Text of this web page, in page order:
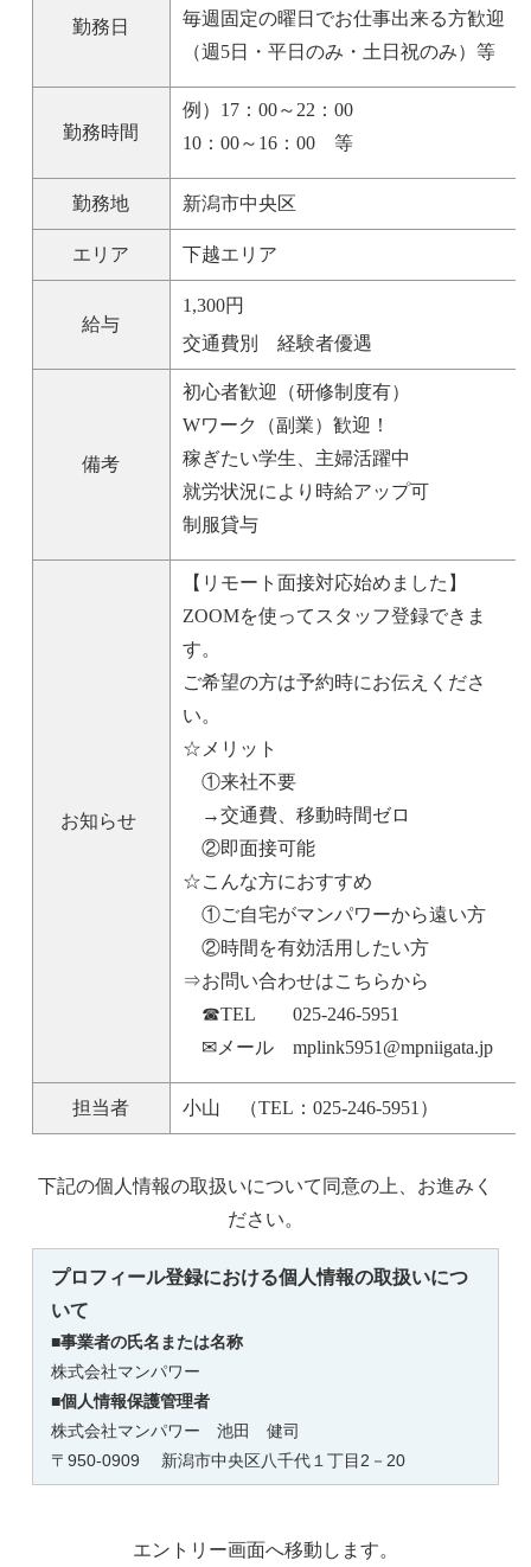
勤務日
毎週固定の曜日でお仕事出来る方歓迎
（週5日・平日のみ・土日祝のみ）等
勤務時間
例）17：00～22：00
10：00～16：00 等
勤務地 新潟市中央区
エリア 下越エリア
給与
1,300円
交通費別 経験者優遇
備考
初心者歓迎（研修制度有）
Wワーク（副業）歓迎！
稼ぎたい学生、主婦活躍中
就労状況により時給アップ可
制服貸与
お知らせ
【リモート面接対応始めました】
ZOOMを使ってスタッフ登録できま
す。
ご希望の方は予約時にお伝えくださ
い。
☆メリット
①来社不要
→交通費、移動時間ゼロ
②即面接可能
☆こんな方におすすめ
①ご自宅がマンパワーから遠い方
②時間を有効活用したい方
⇒お問い合わせはこちらから
☎TEL 025-246-5951
✉メール mplink5951@mpniigata.jp
担当者 小山 （TEL：025-246-5951）
下記の個人情報の取扱いについて同意の上、お進みく
ださい。
プロフィール登録における個人情報の取扱いにつ
いて
■事業者の氏名または名称
株式会社マンパワー
■個人情報保護管理者
株式会社マンパワー 池田 健司
〒950-0909 新潟市中央区八千代１丁目2－20
TEL：025-246-5952 E-mail：ikeda2895@mpniigata.jp
■個人情報の利用目的エントリー画面へ移動します。